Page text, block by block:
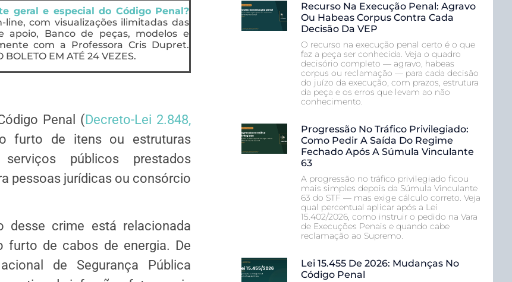
geral e especial do Código Penal?
com visualizações ilimitadas das
apoio, Banco de peças, modelos e
com a Professora Cris Dupret.
BOLETO EM ATÉ 24 VEZES.
Penal (Decreto-Lei 2.848,
furto de itens ou estruturas
públicos prestados
pessoas jurídicas ou consórcio
desse crime está relacionada
furto de cabos de energia. De
de Segurança Pública
Recurso Na Execução Penal: Agravo
Ou Habeas Corpus Contra Cada
Decisão Da VEP
O recurso na execução penal certo é o que
faz a peça ser conhecida. Veja o quadro
decisório completo — agravo, habeas
corpus ou reclamação — para cada decisão
do juízo da execução, com prazos, estrutura
da peça e os erros que levam ao não
conhecimento.
Progressão No Tráfico Privilegiado:
Como Pedir A Saída Do Regime
Fechado Após A Súmula Vinculante
63
A progressão no tráfico privilegiado ficou
mais simples depois da Súmula Vinculante
63 do STF — mas exige cálculo correto. Veja
qual percentual aplicar após a Lei
15.402/2026, como instruir o pedido na Vara
de Execuções Penais e quando cabe
reclamação ao Supremo.
Lei 15.455 De 2026: Mudanças No
Código Penal